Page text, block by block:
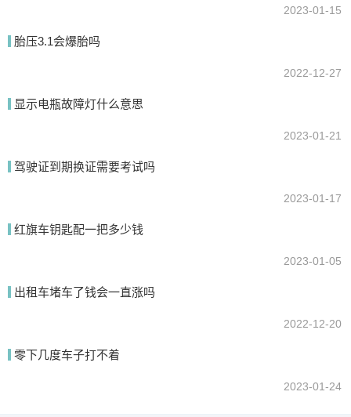
2023-01-15
胎压3.1会爆胎吗
2022-12-27
显示电瓶故障灯什么意思
2023-01-21
驾驶证到期换证需要考试吗
2023-01-17
红旗车钥匙配一把多少钱
2023-01-05
出租车堵车了钱会一直涨吗
2022-12-20
零下几度车子打不着
2023-01-24